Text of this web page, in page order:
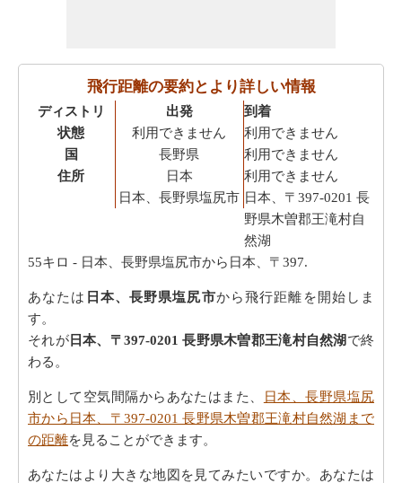
飛行距離の要約とより詳しい情報
ディストリ
状態
国
住所
出発
利用できません
長野県
日本
日本、長野県塩尻市
到着
利用できません
利用できません
利用できません
日本、〒397-0201 長
野県木曽郡王滝村自
然湖
55キロ - 日本、長野県塩尻市から日本、〒397.
あなたは 日本、長野県塩尻市から飛行距離を開始しま
す。
それが日本、〒397-0201 長野県木曽郡王滝村自然湖 で終
わる。
別として空気間隔からあなたはまた、
日本、長野県塩尻
市から日本、〒397-0201 長野県木曽郡王滝村自然湖まで
の距離を見ることができます。
あなたはより大きな地図を見てみたいですか。あなたは